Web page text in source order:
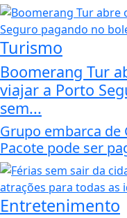
Turismo
Boomerang Tur
viajar a Porto
sem...
Grupo embarca de
Pacote pode ser
Entretenimento